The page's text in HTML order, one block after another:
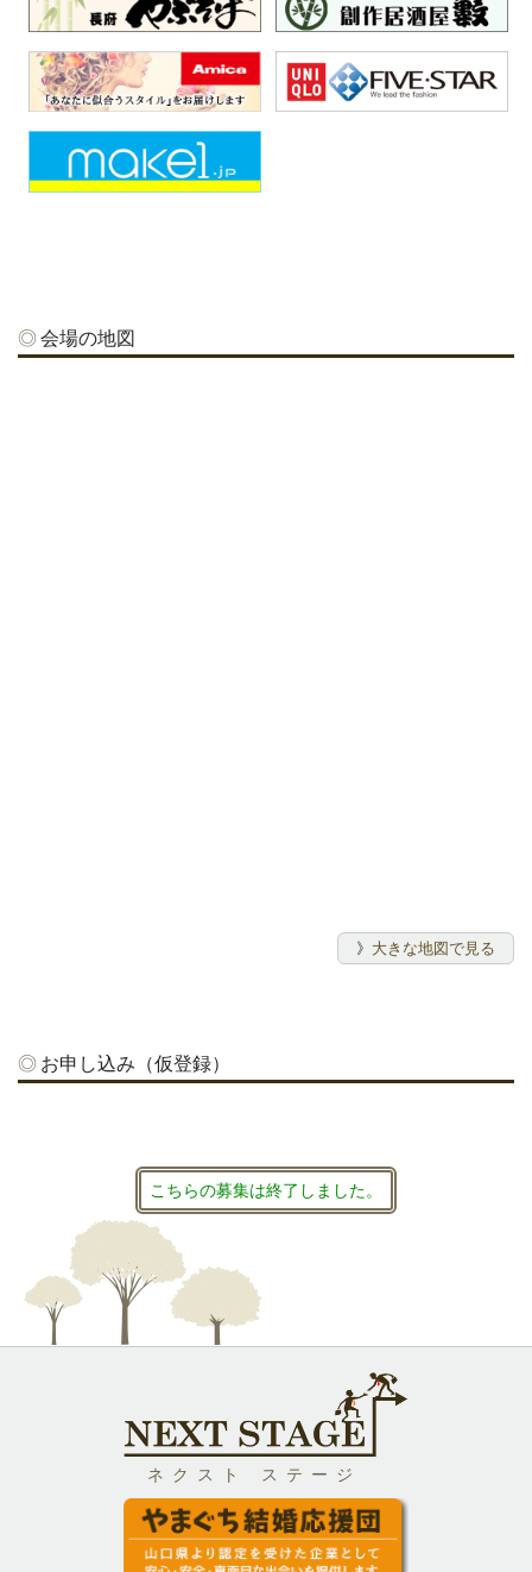
会場の地図
》 大きな地図で見る
お申し込み（仮登録）
こちらの募集は終了しました。
ネクスト ステージ